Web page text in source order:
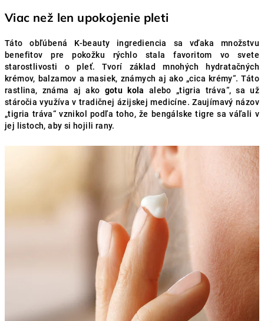
Viac než len upokojenie pleti
Táto obľúbená K-beauty ingrediencia sa vďaka množstvu
benefitov pre pokožku rýchlo stala favoritom vo svete
starostlivosti o pleť. Tvorí základ mnohých hydratačných
krémov, balzamov a masiek, známych aj ako „cica krémy“. Táto
rastlina, známa aj ako gotu kola
alebo „tigria tráva“, sa už
stáročia využíva v tradičnej ázijskej medicíne. Zaujímavý názov
„tigria tráva“ vznikol podľa toho, že bengálske tigre sa váľali v
jej listoch, aby si hojili rany.